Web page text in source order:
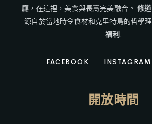
廳，在這裡，美食與長壽完美融合。 修
源自於當地時令食材和克里特島的哲學
福利 .
FACEBOOK INSTAGRAM
開放時間